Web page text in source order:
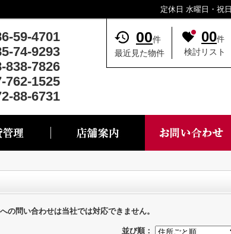
定休日 水曜日・祝日
59-4701
74-9293
838-7826
762-1525
88-6731
00件
最近見た物件
00件
検討リスト
問い合わせは当社では対応できません。
並び順：